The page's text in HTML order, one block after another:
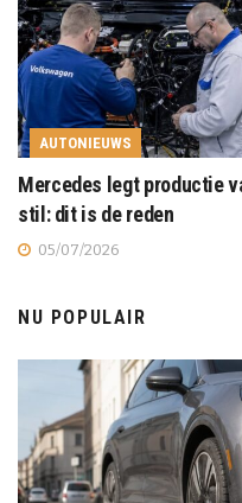
AUTONIEUWS
Mercedes legt productie
stil: dit is de reden
05/07/2026
NU POPULAIR